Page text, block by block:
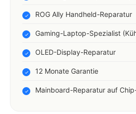
ROG Ally Handheld-Reparatur
Gaming-Laptop-Spezialist
OLED-Display-Reparatur
12 Monate Garantie
Mainboard-Reparatur auf